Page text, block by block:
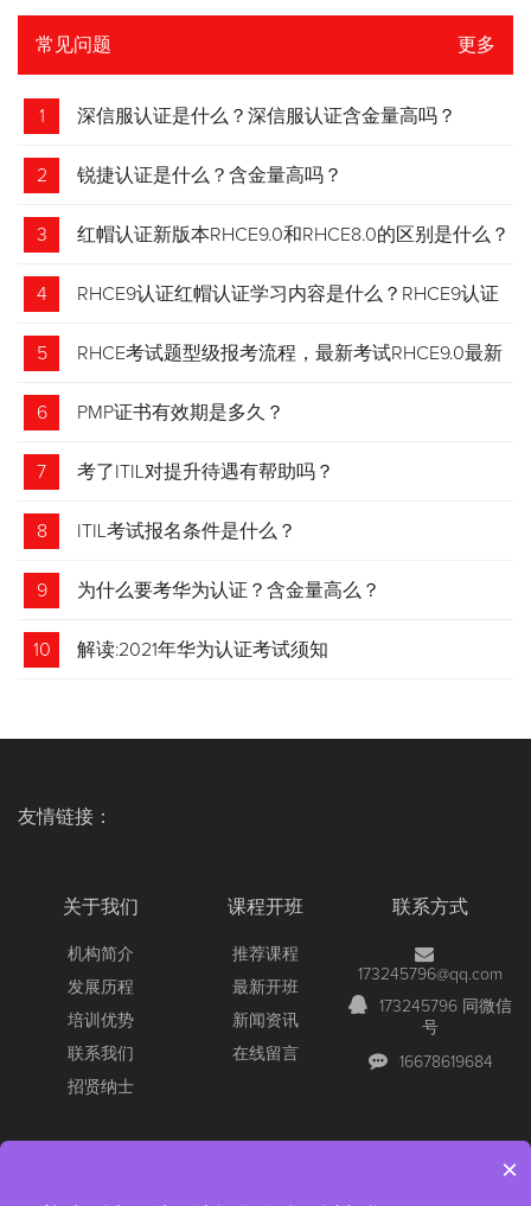
常见问题 更多
1 深信服认证是什么？深信服认证含金量高吗？
2 锐捷认证是什么？含金量高吗？
3 红帽认证新版本RHCE9.0和RHCE8.0的区别是什么？
4 RHCE9认证红帽认证学习内容是什么？RHCE9认证
介绍
5 RHCE考试题型级报考流程，最新考试RHCE9.0最新
考试 变化请悉知
6 PMP证书有效期是多久？
7 考了ITIL对提升待遇有帮助吗？
8 ITIL考试报名条件是什么？
9 为什么要考华为认证？含金量高么？
10 解读:2021年华为认证考试须知
友情链接：
关于我们
机构简介
发展历程
培训优势
联系我们
招贤纳士
课程开班
推荐课程
最新开班
新闻资讯
在线留言
联系方式
173245796@qq.com
173245796 同微信
号
16678619684
×